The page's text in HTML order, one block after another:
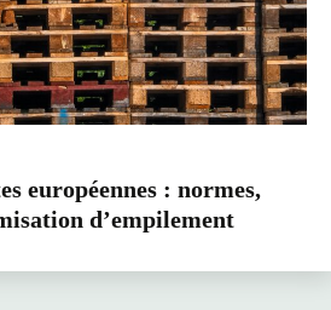
européennes : normes,
d’empilement